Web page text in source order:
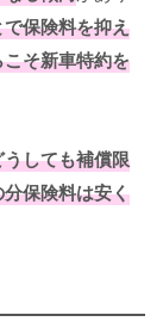
保険料を抑え
そ新車特約を
しても補償限
保険料は安く